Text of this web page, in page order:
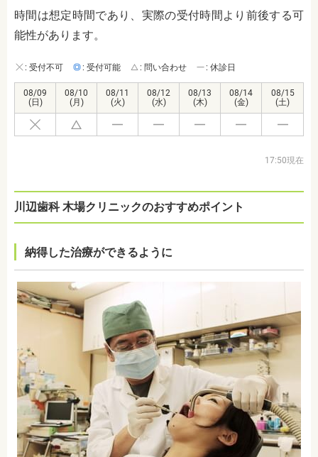
時間は想定時間であり、実際の受付時間より前後する可
能性があります。
: 受付不可 : 受付可能 : 問い合わせ : 休診日
08/09
(日)
08/10
(月)
08/11
(火)
08/12
(水)
08/13
(木)
08/14
(金)
08/15
(土)
17:50現在
川辺歯科 木場クリニックのおすすめポイント
納得した治療ができるように